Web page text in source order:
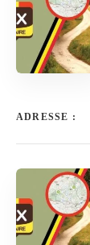
ADRESSE :